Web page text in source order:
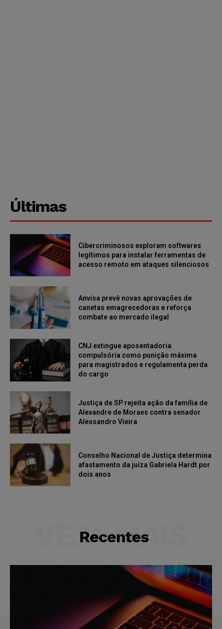
Últimas
Cibercriminosos exploram softwares
legítimos para instalar ferramentas de
acesso remoto em ataques silenciosos
Anvisa prevê novas aprovações de
canetas emagrecedoras e reforça
combate ao mercado ilegal
CNJ extingue aposentadoria
compulsória como punição máxima
para magistrados e regulamenta perda
do cargo
Justiça de SP rejeita ação da família de
Alexandre de Moraes contra senador
Alessandro Vieira
Conselho Nacional de Justiça determina
afastamento da juíza Gabriela Hardt por
dois anos
Recentes
VEJA MAIS